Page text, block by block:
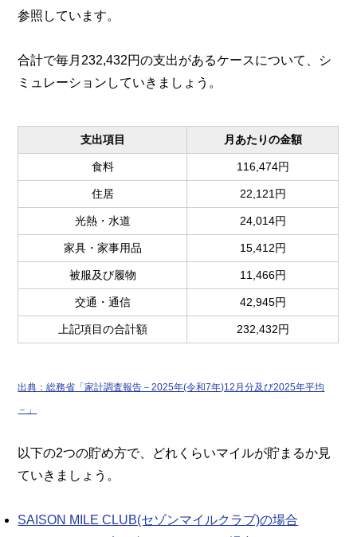
参照しています。
合計で毎月232,432円の支出があるケースについて、シ
ミュレーションしていきましょう。
支出項目 月あたりの金額
食料 116,474円
住居 22,121円
光熱・水道 24,014円
家具・家事用品 15,412円
被服及び履物 11,466円
交通・通信 42,945円
上記項目の合計額 232,432円
出典：総務省「家計調査報告－2025年(令和7年)12月分及び2025年平均
－」
以下の2つの貯め方で、どれくらいマイルが貯まるか見
ていきましょう。
SAISON MILE CLUB(セゾンマイルクラブ)の場合